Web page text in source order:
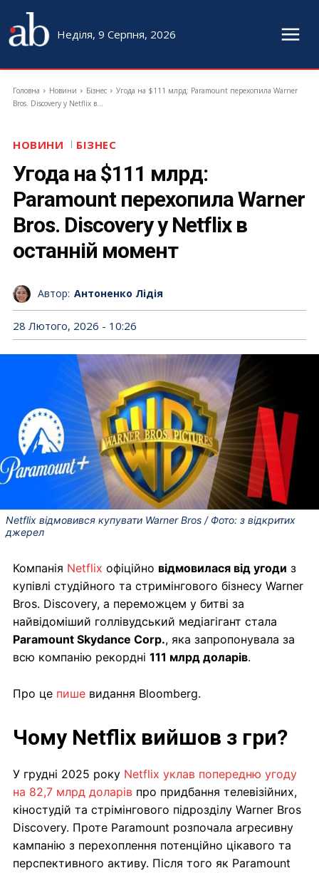
Неділя, 9 Серпня, 2026
Головна Новини Бізнес
Угода на $111 млрд: Paramount перехопила Warner
Bros. Discovery у Netflix в...
НОВИНИ БІЗНЕС
Угода на $111 млрд:
Paramount перехопила Warner
Bros. Discovery у Netflix в
останній момент
Автор: Антоненко Лідія
28 Лютого, 2026 - 10:26
Netflix відмовився купувати Warner Bros / Фото: з відкритих
джерел
Компанія Netflix офіційно відмовилася від угоди з
купівлі студійного та стримінгового бізнесу Warner
Bros. Discovery, а переможцем у битві за
найвідоміший голлівудський медіагігант стала
Paramount Skydance Corp., яка запропонувала за
всю компанію рекордні 111 млрд доларів.
Про це пише видання Bloomberg.
Чому Netflix вийшов з гри?
У грудні 2025 року Netflix уклав попередню угоду
на 82,7 млрд доларів про придбання телевізійних,
кіностудій та стрімінгового підрозділу Warner Bros
Discovery. Проте Paramount розпочала агресивну
кампанію з перехоплення потенційно цікавого та
перспективного активу. Після того як Paramount